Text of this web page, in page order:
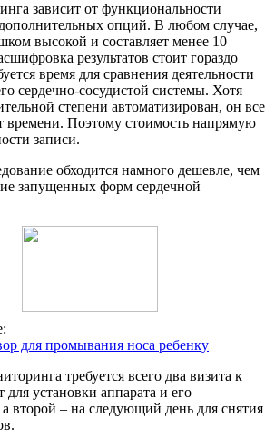
зависит от функциональности
опций. В любом случае,
высокой и составляет менее 10
результатов стоит гораздо
время для сравнения деятельности
сердечно-сосудистой системы. Хотя
степени автоматизирован, он все
времени. Поэтому стоимость напрямую
записи.
обходится намного дешевле, чем
запущенных форм сердечной
для промывания носа ребенку
требуется всего два визита к
установки аппарата и его
второй – на следующий день для снятия